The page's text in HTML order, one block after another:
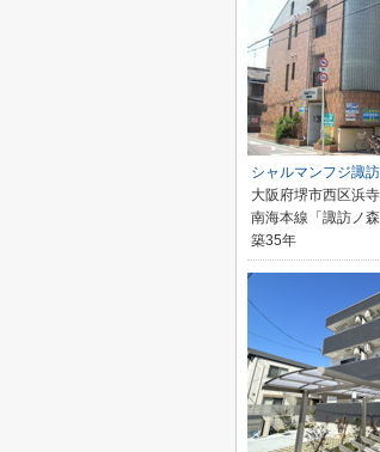
シャルマンフジ諏
大阪府堺市西区浜
南海本線「諏訪ノ
築35年